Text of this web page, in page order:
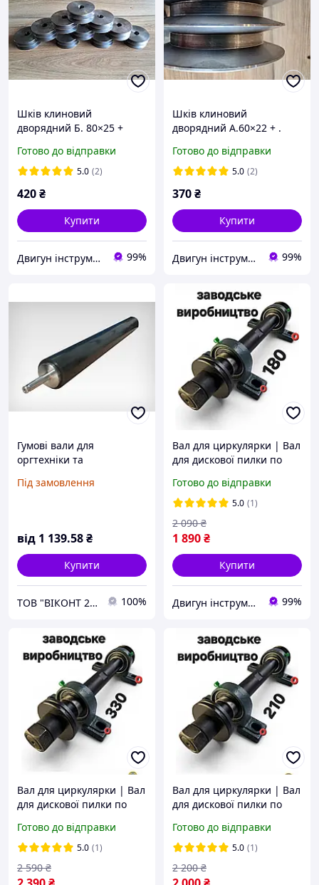
Шків клиновий
дворядний Б. 80×25 +
Готово до відправки
5.0 (2)
420₴
Купити
Двигун інструмент 99%
Шків клиновий
дворядний А.60×22 + .
верстатів і обладнання
Готово до відправки
5.0 (2)
370₴
Купити
Двигун інструмент 99%
Гумові вали для
оргтехніки та
Під замовлення
від 1 139.58₴
Купити
ТОВ "ВІКОНТ 2000" 100%
Вал для циркулярки | Вал
для дискової пилки по
верстатів і точила L-
180мм+
Готово до відправки
5.0 (1)
1 890₴
2 090 ₴
Купити
Двигун інструмент 99%
Вал для циркулярки | Вал
для дискової пилки по
верстатів і точила L-330+
Готово до відправки
5.0 (1)
2 590 ₴
Вал для циркулярки | Вал
для дискової пилки по
верстатів і точила L-210+
Готово до відправки
5.0 (1)
2 200 ₴